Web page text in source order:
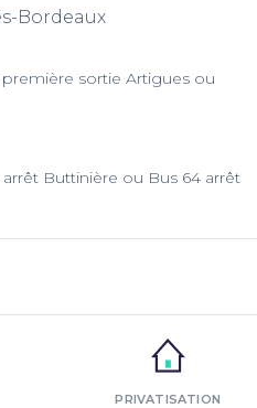
Bordeaux
sortie Artigues ou
Buttinière ou Bus 64 arrêt
PRIVATISATION